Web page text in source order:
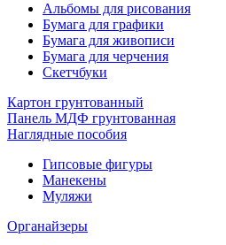
Альбомы для рисования
Бумага для графики
Бумага для живописи
Бумага для черчения
Скетчбуки
Картон грунтованный
Панель МДФ грунтованная
Наглядные пособия
Гипсовые фигуры
Манекены
Муляжи
Органайзеры